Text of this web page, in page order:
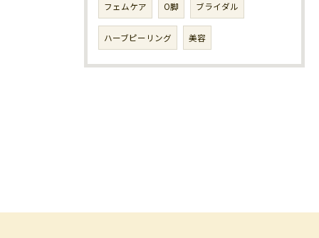
フェムケア O脚 ブライダル
ハーブピーリング 美容